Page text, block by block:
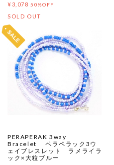
¥3,078 50%OFF
SOLD OUT
PERAPERAK 3way
Bracelet ペラペラック3ウ
ェイブレスレット ラメライラ
ック×大粒ブルー